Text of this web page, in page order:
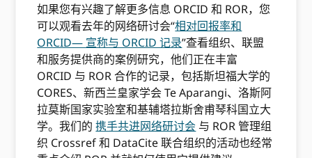
如果您有兴趣了解更多信息 ORCID 和 ROR，您
可以观看去年的网络研讨会“相对回报率和
ORCID— 宣称与 ORCID 记录”查看组织、联盟
和服务提供商的案例研究，他们正在丰富
ORCID 与 ROR 合作的记录，包括斯坦福大学的
CORES、新西兰皇家学会 Te Aparangi、洛斯阿
拉莫斯国家实验室和基辅塔拉斯舍甫琴科国立大
学。我们的携手共进网络研讨会 与 ROR 管理组
织 Crossref 和 DataCite 联合组织的活动也经常